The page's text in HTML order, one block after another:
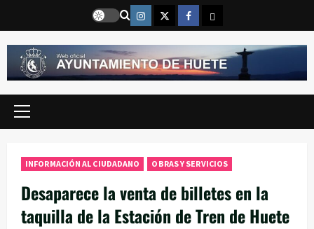
contenido
Instragram
TwitterFacebook
Email
Menú
INFORMACIÓN AL CIUDADANO OBRAS Y SERVICIOS
Desaparece la venta de billetes en la
taquilla de la Estación de Tren de Huete